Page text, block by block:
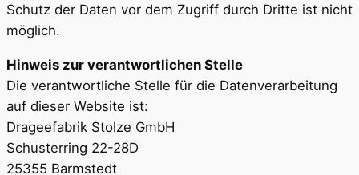
Schutz der Daten vor dem Zugriff durch Dritte ist nicht
möglich.
Hinweis zur verantwortlichen Stelle
Die verantwortliche Stelle für die Datenverarbeitung
auf dieser Website ist:
Drageefabrik Stolze GmbH
Schusterring 22-28D
25355 Barmstedt